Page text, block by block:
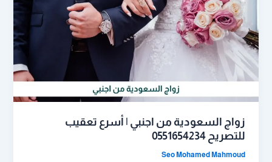
زواج السعودية من اجنبي | أسرع تعقيب
للتصريح 0551654234
Seo Mohamed Mahmoud